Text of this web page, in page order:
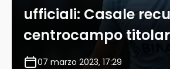
ufficiali: Casale
centrocampo
07 marzo 2023, 17:29